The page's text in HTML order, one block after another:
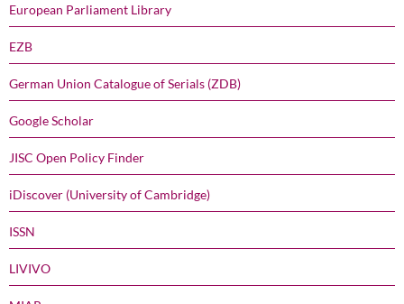
European Parliament Library
EZB
German Union Catalogue of Serials (ZDB)
Google Scholar
JISC Open Policy Finder
iDiscover (University of Cambridge)
ISSN
LIVIVO